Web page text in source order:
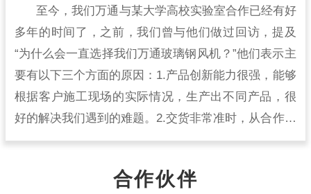
至今，我们万通与某大学高校实验室合作已经有好
多年的时间了，之前，我们曾与他们做过回访，提及
“为什么会一直选择我们万通玻璃钢风机？”他们表示主
要有以下三个方面的原因：1.产品创新能力很强，能够
根据客户施工现场的实际情况，生产出不同产品，很
好的解决我们遇到的难题。2.交货非常准时，从合作开
始到现在，从来没有出现过延时交货的情况，生产实
合作伙伴